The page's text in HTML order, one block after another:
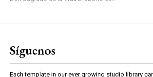
Síguenos
Each template in our ever growing studio library